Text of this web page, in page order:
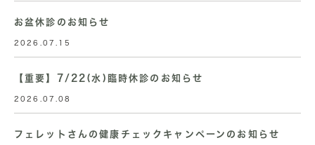
お盆休診のお知らせ
2026.07.15
【重要】7/22(水)臨時休診のお知らせ
2026.07.08
フェレットさんの健康チェックキャンペーンのお知らせ